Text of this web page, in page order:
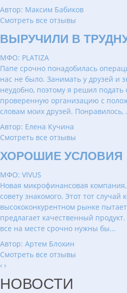
Автор: Максим Бабиков
Смотреть все отзывы
ВЫРУЧИЛИ В
МФО: PLATIZA
Папе срочно понадобилась
нас не было. Занимать у друзей и
неудобно, поэтому я решил подать
проверенную организацию с
словам моих друзей. Понравилось,
Автор: Елена Кучина
Смотреть все отзывы
ХОРОШИЕ УСЛОВИЯ
МФО: VIVUS
Новая микрофинансовая
совету знакомого. Этот тот случай
высококонкурентном рынке
предлагает качественный
все на месте срочно нужны бы...
Автор: Артем Блохин
Смотреть все отзывы
‹ ›
НОВОСТИ